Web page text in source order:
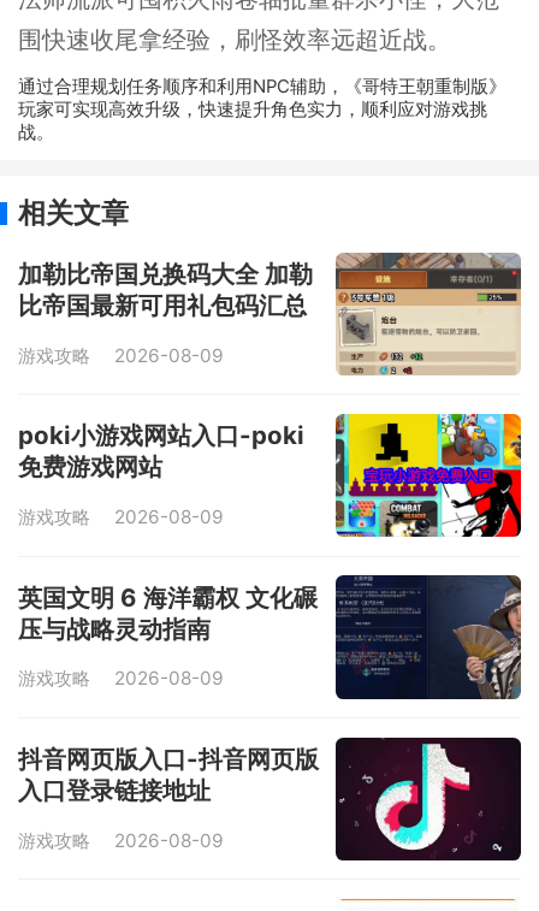
围快速收尾拿经验，刷怪效率远超近战。
通过合理规划任务顺序和利用NPC辅助，《哥特王朝重制版》
玩家可实现高效升级，快速提升角色实力，顺利应对游戏挑
战。
相关文章
加勒比帝国兑换码大全 加勒
比帝国最新可用礼包码汇总
游戏攻略 2026-08-09
poki小游戏网站入口-poki
免费游戏网站
游戏攻略 2026-08-09
英国文明 6 海洋霸权 文化碾
压与战略灵动指南
游戏攻略 2026-08-09
抖音网页版入口-抖音网页版
入口登录链接地址
游戏攻略 2026-08-09